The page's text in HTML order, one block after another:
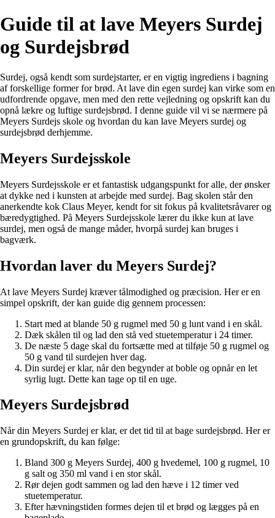
Guide til at lave Meyers Surdej
og Surdejsbrød
Surdej, også kendt som surdejstarter, er en vigtig ingrediens i bagning
af forskellige former for brød. At lave din egen surdej kan virke som en
udfordrende opgave, men med den rette vejledning og opskrift kan du
opnå lækre og luftige surdejsbrød. I denne guide vil vi se nærmere på
Meyers Surdejs skole og hvordan du kan lave Meyers surdej og
surdejsbrød derhjemme.
Meyers Surdejsskole
Meyers Surdejsskole er et fantastisk udgangspunkt for alle, der ønsker
at dykke ned i kunsten at arbejde med surdej. Bag skolen står den
anerkendte kok Claus Meyer, kendt for sit fokus på kvalitetsråvarer og
bæredygtighed. På Meyers Surdejsskole lærer du ikke kun at lave
surdej, men også de mange måder, hvorpå surdej kan bruges i
bagværk.
Hvordan laver du Meyers Surdej?
At lave Meyers Surdej kræver tålmodighed og præcision. Her er en
simpel opskrift, der kan guide dig gennem processen:
Start med at blande 50 g rugmel med 50 g lunt vand i en skål.
Dæk skålen til og lad den stå ved stuetemperatur i 24 timer.
De næste 5 dage skal du fortsætte med at tilføje 50 g rugmel og
50 g vand til surdejen hver dag.
Din surdej er klar, når den begynder at boble og opnår en let
syrlig lugt. Dette kan tage op til en uge.
Meyers Surdejsbrød
Når din Meyers Surdej er klar, er det tid til at bage surdejsbrød. Her er
en grundopskrift, du kan følge:
Bland 300 g Meyers Surdej, 400 g hvedemel, 100 g rugmel, 10
g salt og 350 ml vand i en stor skål.
Rør dejen godt sammen og lad den hæve i 12 timer ved
stuetemperatur.
Efter hævningstiden formes dejen til et brød og lægges på en